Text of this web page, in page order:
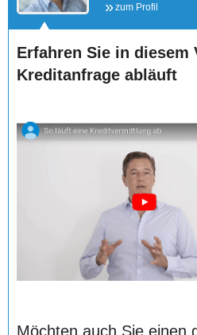
zum Profil
Erfahren Sie in diesem
Kreditanfrage abläuft
Möchten auch Sie einen